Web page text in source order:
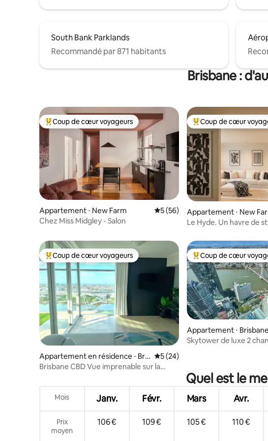
South Bank Parklands
Recommandé par 871 habitants
Brisbane :
Coups de cœur voyageurs les plus appréciés
Coup de cœur voyageurs
Appartement ⋅ New Farm Évaluation moyenne sur la base
5 (56)
Chez Miss Midgley - Salon
Coups de cœur
Coup de cœur
Appartement ⋅ New
Le Hyde. Un havre de
Coups de cœur voyageurs les plus appréciés
Coup de cœur voyageurs
Appartement en résidence ⋅ Bris
bane
Évaluation moyenne sur la base
5 (24)
Brisbane CBD Vue imprenable sur la
Coups de cœur
Coup de cœur
Appartement ⋅ Brisbane
Skytower de luxe 2
Quel est le
Mois Janv. Févr. Mars Avr.
Prix
moyen
106 € 109 € 105 € 110 €